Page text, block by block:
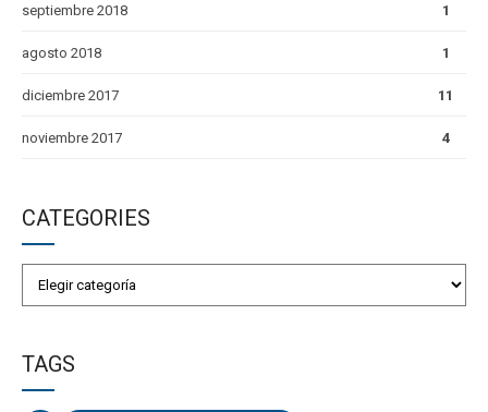
septiembre 2018 1
agosto 2018 1
diciembre 2017 11
noviembre 2017 4
CATEGORIES
TAGS